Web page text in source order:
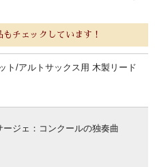
チェックしています！
ト/アルトサックス用 木製リード
ジェ：コンクールの独奏曲